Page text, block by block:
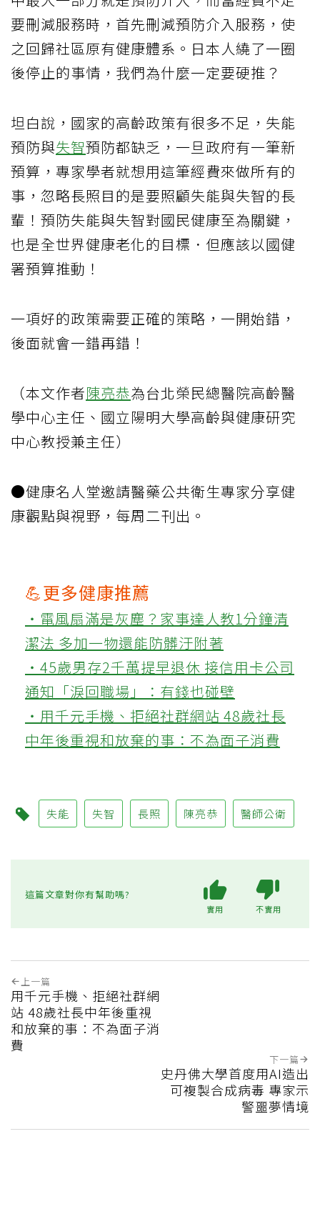
要刪減服務時，首先刪減預防介入服務，使
之回歸社區原有健康體系。日本人繞了一圈
後停止的事情，我們為什麼一定要硬推？
坦白說，國家的高齡政策有很多不足，失能
預防與失智預防都缺乏，一旦政府有一筆新
預算，專家學者就想用這筆經費來做所有的
事，忽略長照目的是要照顧失能與失智的長
輩！預防失能與失智對國民健康至為關鍵，
也是全世界健康老化的目標．但應該以國健
署預算推動！
一項好的政策需要正確的策略，一開始錯，
後面就會一錯再錯！
（本文作者陳亮恭為台北榮民總醫院高齡醫
學中心主任、國立陽明大學高齡與健康研究
中心教授兼主任）
●健康名人堂邀請醫藥公共衛生專家分享健
康觀點與視野，每周二刊出。
💪更多健康推薦
‧電風扇滿是灰塵？家事達人教1分鐘清
潔法 多加一物還能防髒汙附著
‧45歲男存2千萬提早退休 接信用卡公司
通知「淚回職場」：有錢也碰壁
‧用千元手機、拒絕社群網站 48歲社長
中年後重視和放棄的事：不為面子消費
失能 失智 長照 陳亮恭 醫師公衛
這篇文章對你有幫助嗎?
實用 不實用
上一篇
用千元手機、拒絕社群網
站 48歲社長中年後重視
和放棄的事：不為面子消
費
下一篇
史丹佛大學首度用AI造出
可複製合成病毒 專家示
警噩夢情境